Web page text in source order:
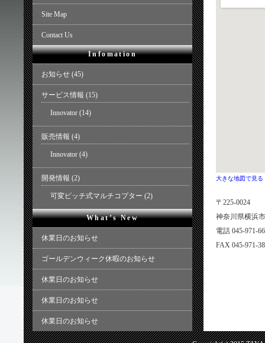
Site Map
Contact Us
Infomation
お知らせ (45)
サービス情報 (15)
Innovator (14)
販売情報 (4)
Innovator (4)
開発情報 (2)
可変ピッチ式マルチコプター (2)
What’s New
休業日のお知らせ
ゴールデンウィーク休暇のお知らせ
休業日のお知らせ
休業日のお知らせ
休業日のお知らせ
大きな地図で見る
〒225-0024
神奈川県横浜
電話 045-971-
FAX 045-971-